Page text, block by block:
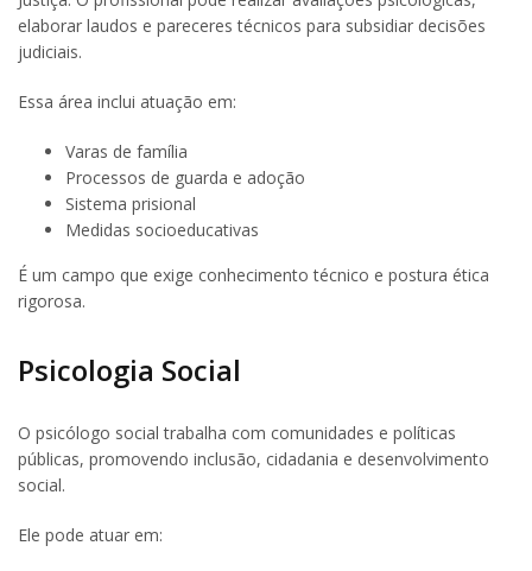
elaborar laudos e pareceres técnicos para subsidiar decisões
judiciais.
Essa área inclui atuação em:
Varas de família
Processos de guarda e adoção
Sistema prisional
Medidas socioeducativas
É um campo que exige conhecimento técnico e postura ética
rigorosa.
Psicologia Social
O psicólogo social trabalha com comunidades e políticas
públicas, promovendo inclusão, cidadania e desenvolvimento
social.
Ele pode atuar em: